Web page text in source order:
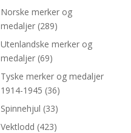
Norske merker og
medaljer (289)
Utenlandske merker og
medaljer (69)
Tyske merker og medaljer
1914-1945 (36)
Spinnehjul (33)
Vektlodd (423)